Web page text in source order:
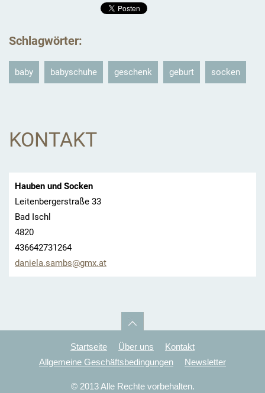
Schlagwörter:
baby babyschuhe geschenk geburt socken
KONTAKT
Hauben und Socken
Leitenbergerstraße 33
Bad Ischl
4820
436642731264
daniela.sambs@gmx.at
Startseite Über uns
Kontakt
Allgemeine Geschäftsbedingungen
Newsletter
© 2013 Alle Rechte vorbehalten.